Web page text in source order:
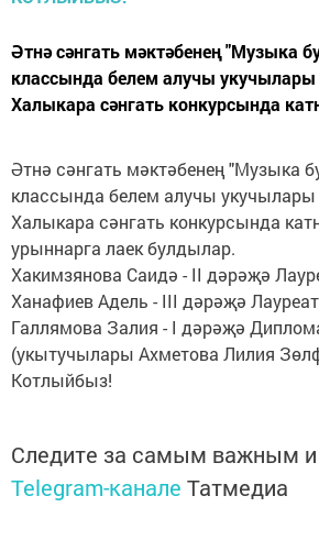
Әтнә сәнгать мәктәбенең "Музыка
классында белем алучы укучылары
Халыкара сәнгать конкурсында
Әтнә сәнгать мәктәбенең "Музыка
классында белем алучы укучылары
Халыкара сәнгать конкурсында
урыннарга лаек булдылар.
Хакимзянова Саидә - II дәрәҗә
Ханафиев Адель - III дәрәҗә
Галлямова Залия - I дәрәҗә
(укытучылары Ахметова Лилия
Котлыйбыз!
Следите за самым важным
Telegram-канале Татмедиа